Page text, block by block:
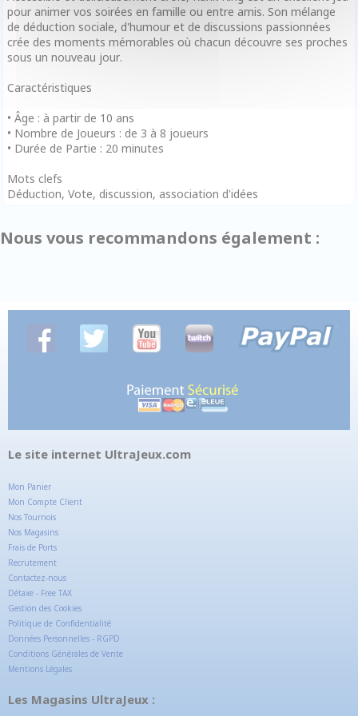
pour animer vos soirées en famille ou entre amis. Son mélange
de déduction sociale, d'humour et de discussions passionnées
crée des moments mémorables où chacun découvre ses proches
sous un nouveau jour.
Caractéristiques
• Âge : à partir de 10 ans
• Nombre de Joueurs : de 3 à 8 joueurs
• Durée de Partie : 20 minutes
Mots clefs
Déduction, Vote, discussion, association d'idées
Nous vous recommandons également :
Le site internet UltraJeux.com
Mon Panier
Mon Compte Client
Nos Tournois
Nos Magasins
Frais de Ports
Recrutement
Contactez-nous
Détaxe - Free TAX
Gestion des Cookies
Politique de Confidentialité
Données Personnelles - RGPD
Conditions Générales de Vente
Mentions Légales
Les Magasins UltraJeux :